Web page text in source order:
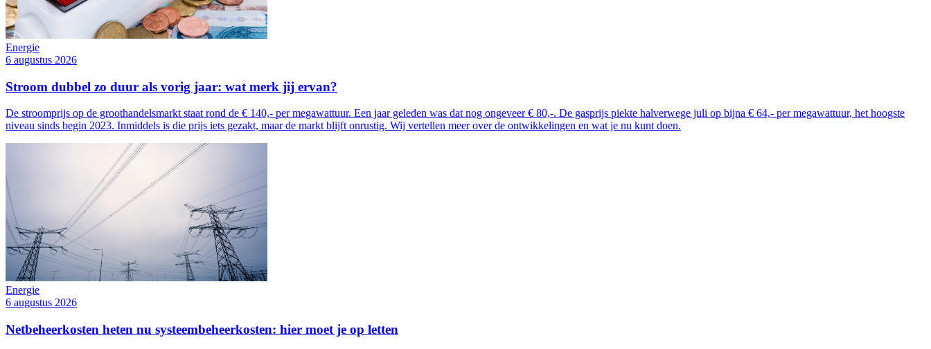
Energie
6 augustus 2026
Stroom dubbel zo duur als vorig jaar: wat merk jij ervan?
De stroomprijs op de groothandelsmarkt staat rond de € 140,- per megawattuur. Een jaar geleden was dat nog ongeveer € 80,-. De gasprijs piekte halverwege juli op bijna € 64,- per megawattuur, het hoogste
niveau sinds begin 2023. Inmiddels is die prijs iets gezakt, maar de markt blijft onrustig. Wij vertellen meer over de ontwikkelingen en wat je nu kunt doen.
Energie
6 augustus 2026
Netbeheerkosten heten nu systeembeheerkosten: hier moet je op letten